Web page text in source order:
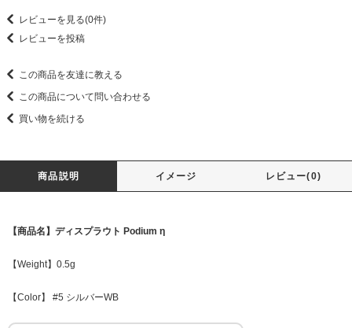
レビューを見る(0件)
レビューを投稿
この商品を友達に教える
この商品について問い合わせる
買い物を続ける
商品説明 イメージ レビュー(0)
【商品名】ディスプラウト Podium η
【Weight】0.5g
【Color】 #5 シルバーWB